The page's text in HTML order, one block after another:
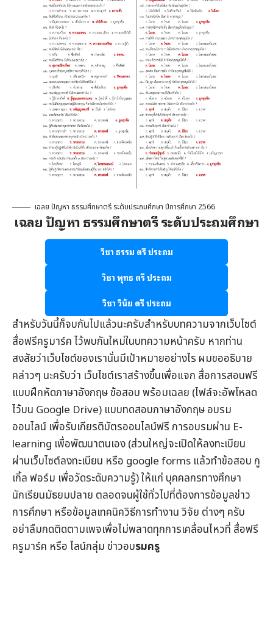
เฉลย ปัญหา ธรรมศึกษาตรี ระดับประถมศึกษา ปีการศึกษา 2566
เฉลย ปัญหา ธรรมศึกษาตรี ระดับประถมศึกษา
วิชา ธรรม ตรี ประถม
วิชา พุทธ ตรี ประถม
วิชา วินัย ตรี ประถม
สำหรับวันนี้ก็จบกันไปแล้วนะครับสำหรับบทความจากเว็บไซต์
สื่อฟรีครูมาร์คไว้พบกันใหม่ในบทความหน้าครับ หากท่าน
สงสัยว่าเว็บไซต์ของเรานั่นมีเป้าหมายอย่างไร ผมขออธิบาย
คล่าวๆ นะครับว่า เว็บไซต์เราสร้างขึ้นเพื่อแจก สื่อการสอนฟรี
แบบฝึกหัดภาษาอังกฤษข้อสอบพร้อมเฉลย (ไฟล์จะอัพโหลด
ไว้บน Google Drive) แบบทดสอบภาษาอังกฤษอบรม
ออนไลน์ เพื่อรับเกียรติบัตรออนไลน์ฟรี การอบรมผ่าน E-
learning เพื่อพัฒนาตนเอง (ส่วนใหญ่จะเปิดให้ลงทะเบียน
ผ่านเว็บไซต์ลงทะเบียน หรือ google forms แล้วทำข้อสอบ กู
เกิ้ล ฟอร์ม เพื่อวัดระดับความรู้) ให้แก่ บุคคลกรทางศึกษา
นักเรียนมัธยมปลาย ตลอดจนผู้ใช้ทั่วไปที่ต้องการข้อมูลข่าว
การศึกษา หรือข้อมูลเทคนิควิธีการทำงาน วิจัย ต่างๆ ครับ
อย่าลืมกดติดตามเพจเพื่อไม่พลาดทุกการเคลื่อนไหวที่ สื่อฟรี
ครูมาร์ค หรือ ไลน์กลุ่มข่าวอบรมครู